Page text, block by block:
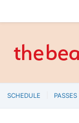
SCHEDULE PASSES